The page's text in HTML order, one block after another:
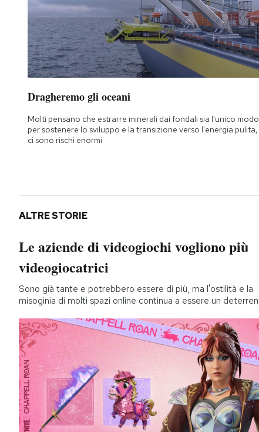
Dragheremo gli oceani
Molti pensano che estrarre minerali dai fondali sia l'unico modo
per sostenere lo sviluppo e la transizione verso l'energia pulita,
ci sono rischi enormi
ALTRE STORIE
Le aziende di videogiochi vogliono più
videogiocatrici
Sono già tante e potrebbero essere di più, ma l'ostilità e la
misoginia di molti spazi online continua a essere un